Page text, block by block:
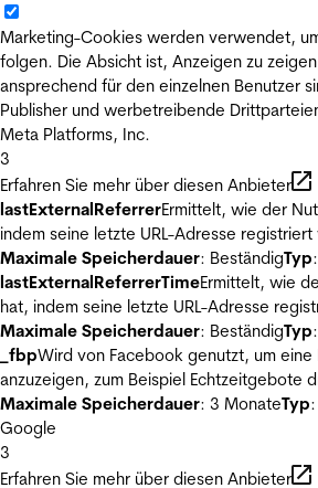
Marketing-Cookies werden verwendet,
folgen. Die Absicht ist, Anzeigen zu
ansprechend für den einzelnen Benutzer
Publisher und werbetreibende
Meta Platforms, Inc.
3
Erfahren Sie mehr über diesen Anbieter
lastExternalReferrerErmittelt, wie der
indem seine letzte URL-Adresse registriert
Maximale Speicherdauer: BeständigTyp
lastExternalReferrerTimeErmittelt, wie
hat, indem seine letzte URL-Adresse
Maximale Speicherdauer: BeständigTyp
_fbpWird von Facebook genutzt, um
anzuzeigen, zum Beispiel Echtzeitgebote
Maximale Speicherdauer: 3 MonateTyp
Google
3
Erfahren Sie mehr über diesen Anbieter